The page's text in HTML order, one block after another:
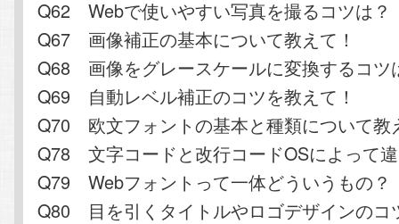
Q62 Webで使いやすい写真を撮るコツは？
Q67 画像補正の基本について教えて！
Q68 画像をグレースケールに変換するコツ
Q69 自動レベル補正のコツを教えて！
Q70 欧文フォントの基本と種類について教
Q78 文字コードと改行コードOSによって
Q79 Webフォントって一体どういうもの？
Q80 目を引くタイトルやロゴデザインのコ